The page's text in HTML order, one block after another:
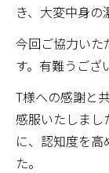
き、大変中身の
今回ご協力いた
す。有難うござ
T様への感謝と
感服いたしまし
に、認知度を
た。